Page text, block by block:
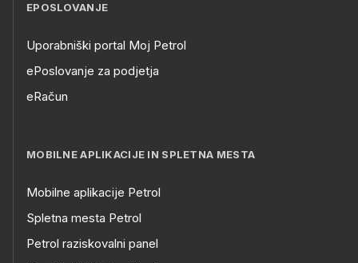
EPOSLOVANJE
Uporabniški portal Moj Petrol
ePoslovanje za podjetja
eRačun
MOBILNE APLIKACIJE IN SPLETNA MESTA
Mobilne aplikacije Petrol
Spletna mesta Petrol
Petrol raziskovalni panel